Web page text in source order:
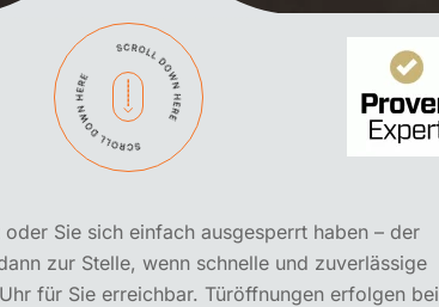
Sie sich einfach ausgesperrt haben – der
zur Stelle, wenn schnelle und zuverlässige
für Sie erreichbar. Türöffnungen erfolgen bei